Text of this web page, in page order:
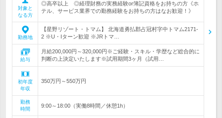
対象と
なる方
◎高卒以上 ◎経理財務の実務経験or簿記資格をお持ちの方《ホ
テル、サービス業界での勤務経験をお持ちの方はなお歓迎！》
勤務地
【星野リゾート・トマム】 北海道勇払郡占冠村字中トマム2171-
2 ※U・Iターン歓迎 ※JRトマ…
給与
月給200,000円～320,000円※ご経験・スキル・学歴など総合的に
判断の上決定いたします※試用期間3ヶ月（試用…
初年度
年収
350万円～550万円
勤務
時間
9:00～18:00（実働8時間／休憩1h）